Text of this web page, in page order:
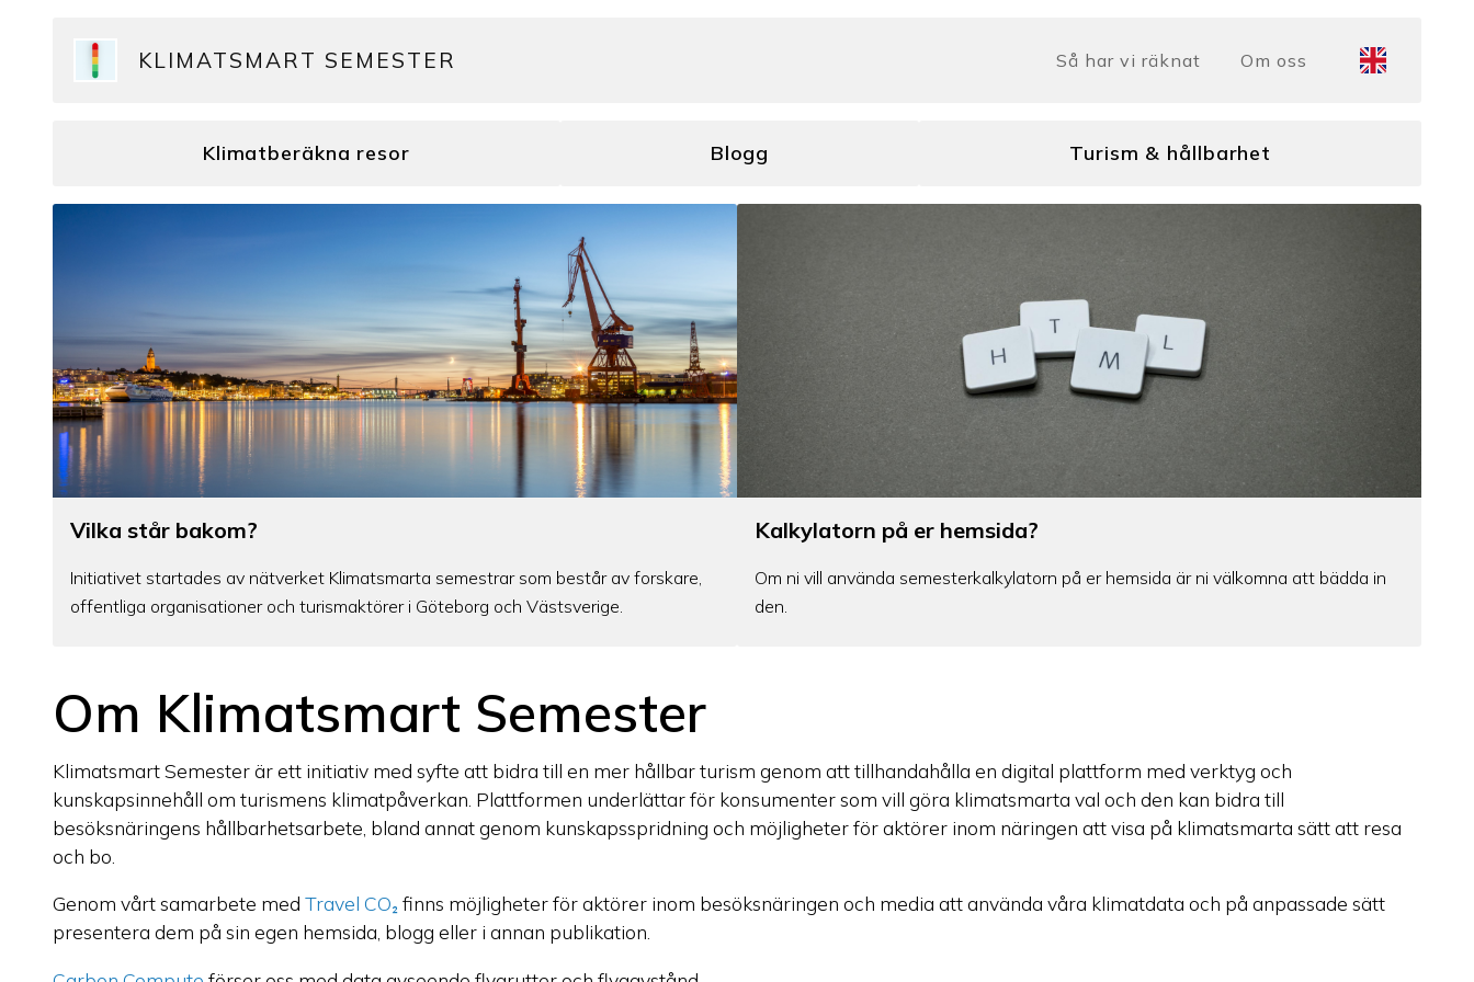
KLIMATSMART SEMESTER Så har vi räknat Om oss
Klimatberäkna resor Blogg Turism & hållbarhet
Vilka står bakom?
Initiativet startades av nätverket Klimatsmarta semestrar som består av forskare,
offentliga organisationer och turismaktörer i Göteborg och Västsverige.
Kalkylatorn på er hemsida?
Om ni vill använda semesterkalkylatorn på er hemsida är ni välkomna att bädda in
den.
Om Klimatsmart Semester
Klimatsmart Semester är ett initiativ med syfte att bidra till en mer hållbar turism genom att tillhandahålla en digital plattform med verktyg och
kunskapsinnehåll om turismens klimatpåverkan. Plattformen underlättar för konsumenter som vill göra klimatsmarta val och den kan bidra till
besöksnäringens hållbarhetsarbete, bland annat genom kunskapsspridning och möjligheter för aktörer inom näringen att visa på klimatsmarta sätt att resa
och bo.
Genom vårt samarbete med Travel CO₂ finns möjligheter för aktörer inom besöksnäringen och media att använda våra klimatdata och på anpassade sätt
presentera dem på sin egen hemsida, blogg eller i annan publikation.